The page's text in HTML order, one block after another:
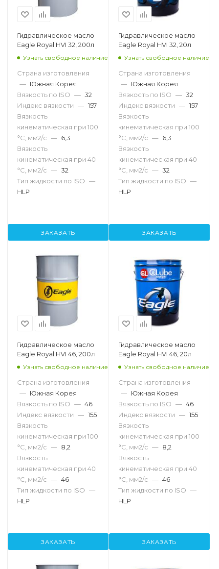
Гидравлическое масло
Eagle Royal HVI 32, 200л
Узнать свободное наличие
Страна изготовления
— Южная Корея
Вязкость по ISO — 32
Индекс вязкости — 157
Вязкость
кинематическая при 100
°С, мм2/с — 6,3
Вязкость
кинематическая при 40
°С, мм2/с — 32
Тип жидкости по ISO —
HLP
ЗАКАЗАТЬ
Гидравлическое масло
Eagle Royal HVI 32, 20л
Узнать свободное наличие
Страна изготовления
— Южная Корея
Вязкость по ISO — 32
Индекс вязкости — 157
Вязкость
кинематическая при 100
°С, мм2/с — 6,3
Вязкость
кинематическая при 40
°С, мм2/с — 32
Тип жидкости по ISO —
HLP
ЗАКАЗАТЬ
Гидравлическое масло
Eagle Royal HVI 46, 200л
Узнать свободное наличие
Страна изготовления
— Южная Корея
Вязкость по ISO — 46
Индекс вязкости — 155
Вязкость
кинематическая при 100
°С, мм2/с — 8,2
Вязкость
кинематическая при 40
°С, мм2/с — 46
Тип жидкости по ISO —
HLP
ЗАКАЗАТЬ
Гидравлическое масло
Eagle Royal HVI 46, 20л
Узнать свободное наличие
Страна изготовления
— Южная Корея
Вязкость по ISO — 46
Индекс вязкости — 155
Вязкость
кинематическая при 100
°С, мм2/с — 8,2
Вязкость
кинематическая при 40
°С, мм2/с — 46
Тип жидкости по ISO —
HLP
ЗАКАЗАТЬ